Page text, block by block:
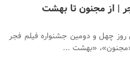
| از مجنون تا بهشت
روز چهل و دومین جشنواره فیلم فجر
«مجنون»، «بهشت ...